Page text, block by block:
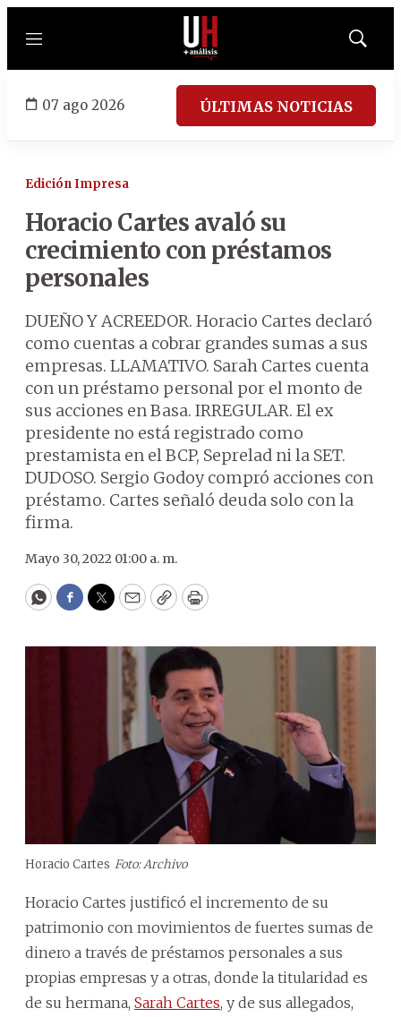
Menú
Mostrar
07 ago 2026 ÚLTIMAS NOTICIAS
Edición Impresa
Horacio Cartes avaló su
crecimiento con préstamos
personales
DUEÑO Y ACREEDOR. Horacio Cartes declaró
como cuentas a cobrar grandes sumas a sus
empresas. LLAMATIVO. Sarah Cartes cuenta
con un préstamo personal por el monto de
sus acciones en Basa. IRREGULAR. El ex
presidente no está registrado como
prestamista en el BCP, Seprelad ni la SET.
DUDOSO. Sergio Godoy compró acciones con
préstamo. Cartes señaló deuda solo con la
firma.
Mayo 30, 2022 01:00 a. m.
WhatsApp
Facebook
Twitter
EmailCopyPrint
Horacio Cartes Foto: Archivo
Horacio Cartes justificó el incremento de su
patrimonio con movimientos de fuertes sumas de
dinero a través de préstamos personales a sus
propias empresas y a otras, donde la titularidad es
de su hermana, Sarah Cartes, y de sus allegados,